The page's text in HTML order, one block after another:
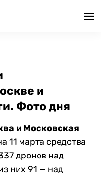
и
Фото дня
и Московская
11 марта средства
дронов над
них 91 — над